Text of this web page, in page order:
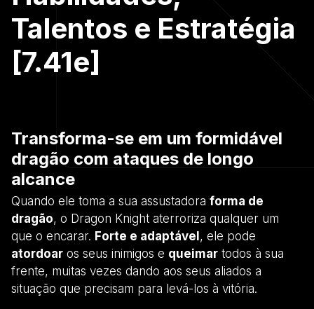
Talentos e Estratégia
[7.41e]
Transforma-se em um formidável
dragão com ataques de longo
alcance
Quando ele toma a sua assustadora forma de
dragão, o Dragon Knight aterroriza qualquer um
que o encarar. Forte e adaptável, ele pode
atordoar os seus inimigos e queimar todos à sua
frente, muitas vezes dando aos seus aliados a
situação que precisam para levá-los à vitória.